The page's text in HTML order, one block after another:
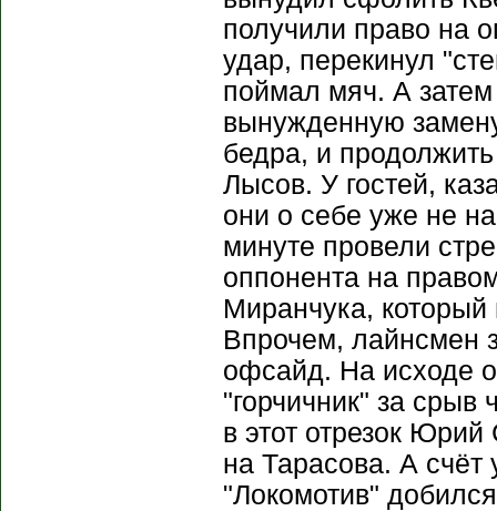
получили право на
удар, перекинул
поймал мяч. А
вынужденную
бедра, и
Лысов. У гостей,
они о себе уже не
минуте провели
оппонента на
Миранчука, который
Впрочем, лайнсмен
офсайд. На исходе
"горчичник" за срыв
в этот отрезок
на Тарасова. А
"Локомотив"